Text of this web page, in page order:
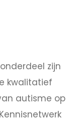
zijn
kwalitatief
autisme op